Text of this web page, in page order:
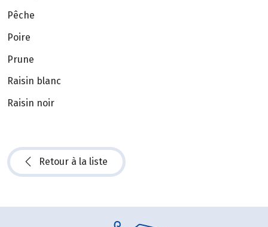
Pêche
Poire
Prune
Raisin blanc
Raisin noir
Retour à la liste